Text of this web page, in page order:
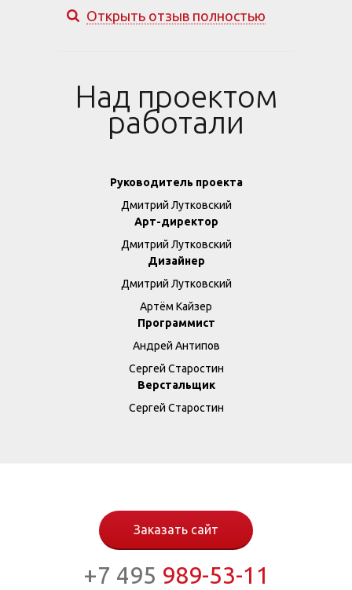
Открыть отзыв полностью
Над проектом
работали
Руководитель проекта
Дмитрий Лутковский
Арт-директор
Дмитрий Лутковский
Дизайнер
Дмитрий Лутковский
Артём Кайзер
Программист
Андрей Антипов
Сергей Старостин
Верстальщик
Сергей Старостин
Заказать сайт
+7 495 989-53-11